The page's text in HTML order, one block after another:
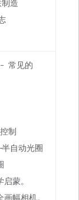
制造
– 常见的
制
自动光圈
蒙。
幅相机。